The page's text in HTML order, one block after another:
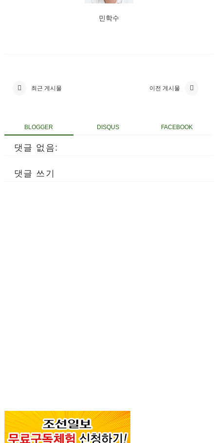
민학수
최근 게시물 이전 게시물
BLOGGER DISQUS FACEBOOK
댓글 없음:
댓글 쓰기